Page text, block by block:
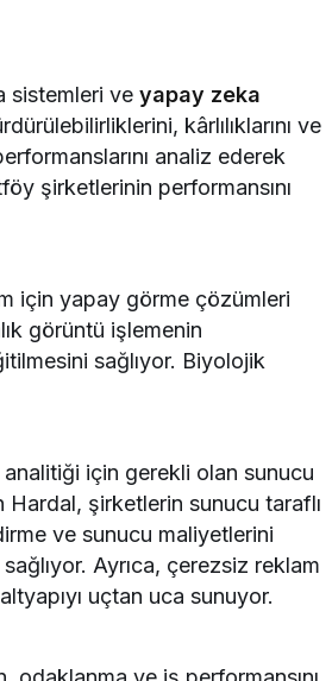
sistemleri veyapay zeka
kârlılıklarını ve
analiz ederek
şirketlerinin performansını
için yapay görme çözümleri
görüntü işlemenin
sağlıyor. Biyolojik
için gerekli olan sunucu
şirketlerin sunucu taraflı
ve sunucu maliyetlerini
Ayrıca, çerezsiz reklam
uçtan uca sunuyor.